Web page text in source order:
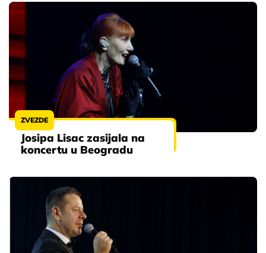
ZVEZDE
Josipa Lisac zasijala na
koncertu u Beogradu